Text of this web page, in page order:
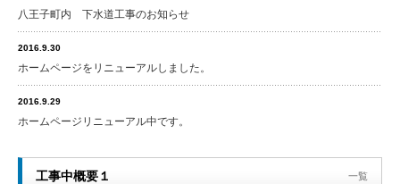
八王子町内 下水道工事のお知らせ
2016.9.30
ホームページをリニューアルしました。
2016.9.29
ホームページリニューアル中です。
工事中概要１ 一覧